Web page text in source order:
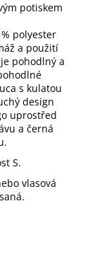
potiskem
polyester
a použití
pohodlný a
s kulatou
design
uprostřed
a černá
S.
vlasová